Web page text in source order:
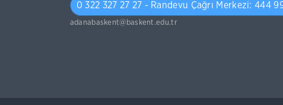
0 322 327 27 27 - Randevu Çağrı Merkezi: 444
adanabaskent@baskent.edu.tr